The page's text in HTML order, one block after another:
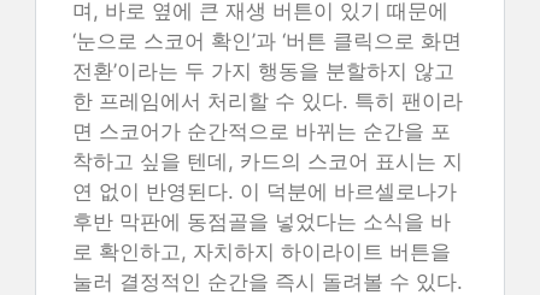
며, 바로 옆에 큰 재생 버튼이 있기 때문에
‘눈으로 스코어 확인’과 ‘버튼 클릭으로 화면
전환’이라는 두 가지 행동을 분할하지 않고
한 프레임에서 처리할 수 있다. 특히 팬이라
면 스코어가 순간적으로 바뀌는 순간을 포
착하고 싶을 텐데, 카드의 스코어 표시는 지
연 없이 반영된다. 이 덕분에 바르셀로나가
후반 막판에 동점골을 넣었다는 소식을 바
로 확인하고, 자치하지 하이라이트 버튼을
눌러 결정적인 순간을 즉시 돌려볼 수 있다.